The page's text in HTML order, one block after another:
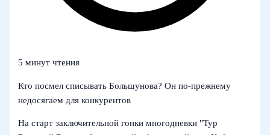
5 минут чтения
Кто посмел списывать Большунова? Он по‑прежнему
недосягаем для конкурентов
На старт заключительной гонки многодневки "Тур